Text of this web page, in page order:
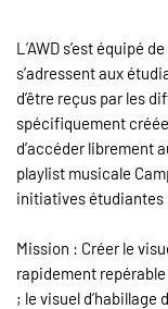
L’AWD s’est équipé
s’adressent aux
d’être reçus par les
spécifiquement
d’accéder librement
playlist musicale
initiatives étudiantes
Mission : Créer le
rapidement
; le visuel d’habillage